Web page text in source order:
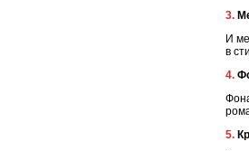
И
в
4.
5.